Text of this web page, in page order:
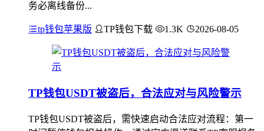
务必离线备份...
tp钱包苹果版 TP钱包下载 1.3K 2026-08-05
TP钱包USDT被盗后，合法应对与风险警示
TP钱包USDT被盗后，需快速启动合法应对流程：第一